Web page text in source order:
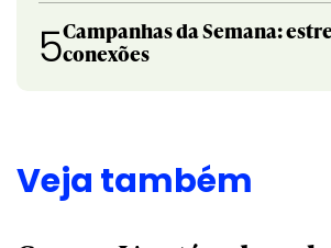
5Campanhas da Semana:
conexões
Veja também